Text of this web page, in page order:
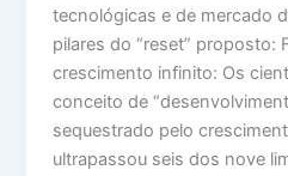
tecnológicas e de mercado
pilares do “reset” proposto:
crescimento infinito: Os
conceito de
sequestrado pelo
ultrapassou seis dos nove